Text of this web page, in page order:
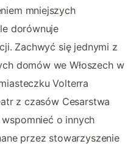
mniejszych
dorównuje
Zachwyć się jednymi z
domów we Włoszech w
Volterra
z czasów Cesarstwa
o innych
przez stowarzyszenie